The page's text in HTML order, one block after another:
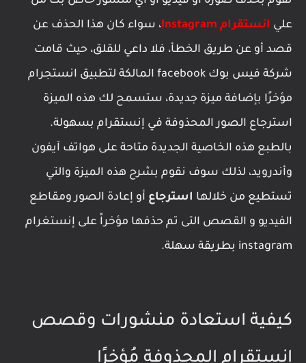
علي انستقرام Instagram
، سواء كان هذا الحذف عن
قصد أو عن طريق الخطأ، فلا داعي للقلق، حيث قامت
شركة فيس بوك facebook المالكة لتطبيق انستجرام
مؤخرًا بإضافة ميزة جديدة، ستسمح لك هذه الميزة
استرجاع الصور المحذوفة في إنستقرام بسهولة.
بالطبع هذه الخاصية الجديدة متاحة على هواتف آيفون
وأندرويد، لذلك سوف نقوم بشرح هذه الميزة والتي
تستطيع من خلالها استرجاع أو إعادة الصور ومقاطع
الفيديو و القصص التى تم حذفها مؤخراً على إنستغرام
instagram بطريقة سهلة.
كيفية استعادة منشورات وقصص
انستقرام المحذوفة مُؤخرًا